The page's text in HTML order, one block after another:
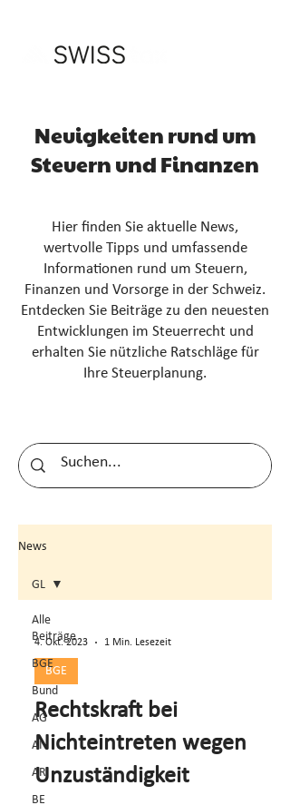
Neuigkeiten rund um
Steuern und Finanzen
Hier finden Sie aktuelle News,
wertvolle Tipps und umfassende
Informationen rund um Steuern,
Finanzen und Vorsorge in der Schweiz.
Entdecken Sie Beiträge zu den neuesten
Entwicklungen im Steuerrecht und
erhalten Sie nützliche Ratschläge für
Ihre Steuerplanung.
News
Alle
Beiträge
BGE
Bund
AG
AI
AR
BE
GL
4. Okt. 2023 1 Min. Lesezeit
BGE
Rechtskraft bei
Nichteintreten wegen
Unzuständigkeit